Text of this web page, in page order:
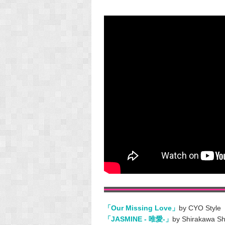
「Our Missing Love」 by CYO Style
「JASMINE - 唯愛-」 by Shirakawa